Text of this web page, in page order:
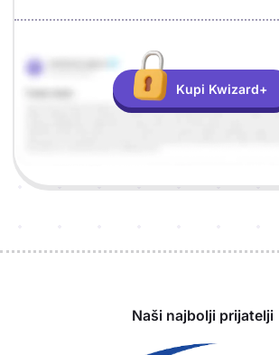
Odgovor
Objašnjenje
Kupi Kwizard+
Naši najbolji prijatelji